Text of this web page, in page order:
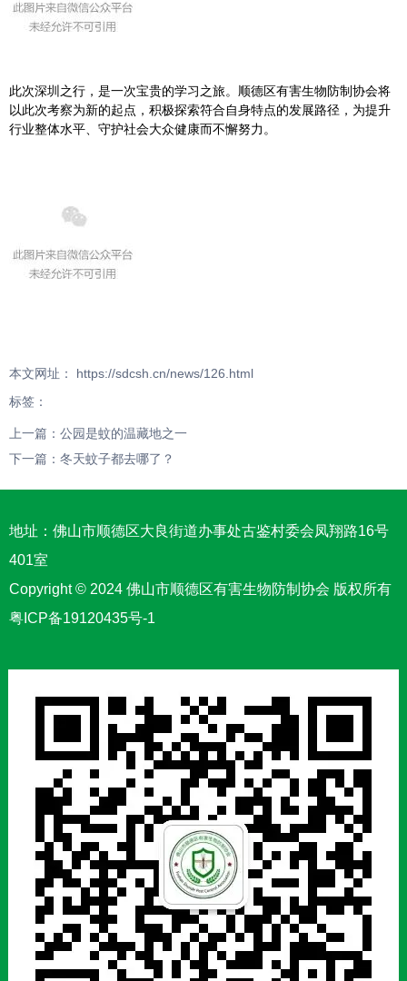
此次深圳之行，是一次宝贵的学习之旅。顺德区有害生物防制协会将
以此次考察为新的起点，积极探索符合自身特点的发展路径，为提升
行业整体水平、守护社会大众健康而不懈努力。
本文网址： https://sdcsh.cn/news/126.html
标签：
上一篇： 公园是蚊的温藏地之一
下一篇： 冬天蚊子都去哪了？
地址：佛山市顺德区大良街道办事处古鉴村委会凤翔路16号
401室
Copyright © 2024 佛山市顺德区有害生物防制协会 版权所有
粤ICP备19120435号-1